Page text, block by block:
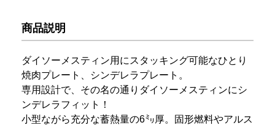
商品説明
ダイソーメスティン用にスタッキング可能なひとり
焼肉プレート、シンデレラプレート。
専用設計で、その名の通りダイソーメスティンにシ
ンデレラフィット！
小型ながら充分な蓄熱量の6㍉厚。固形燃料やアルス